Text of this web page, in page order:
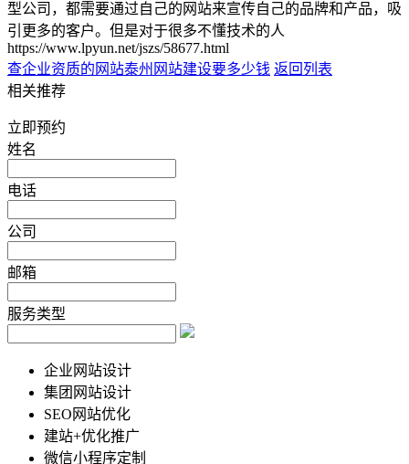
型公司，都需要通过自己的网站来宣传自己的品牌和产品，吸
引更多的客户。但是对于很多不懂技术的人
https://www.lpyun.net/jszs/58677.html
查企业资质的网站泰州网站建设要多少钱 返回列表
相关推荐
立即预约
姓名
电话
公司
邮箱
服务类型
企业网站设计
集团网站设计
SEO网站优化
建站+优化推广
微信小程序定制